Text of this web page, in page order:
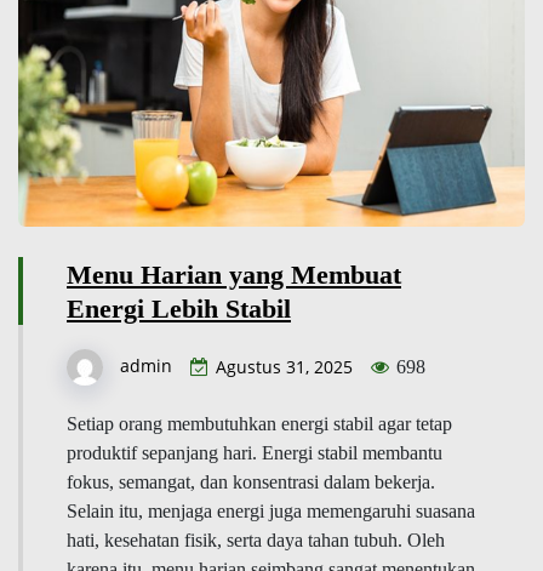
Menu Harian yang Membuat
Energi Lebih Stabil
admin Agustus 31, 2025 698
Setiap orang membutuhkan energi stabil agar tetap
produktif sepanjang hari. Energi stabil membantu
fokus, semangat, dan konsentrasi dalam bekerja.
Selain itu, menjaga energi juga memengaruhi suasana
hati, kesehatan fisik, serta daya tahan tubuh. Oleh